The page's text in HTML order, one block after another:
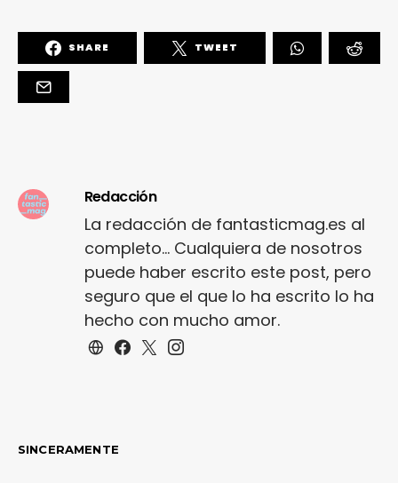
SHARE TWEET
Redacción
La redacción de fantasticmag.es al
completo... Cualquiera de nosotros
puede haber escrito este post, pero
seguro que el que lo ha escrito lo ha
hecho con mucho amor.
SINCERAMENTE